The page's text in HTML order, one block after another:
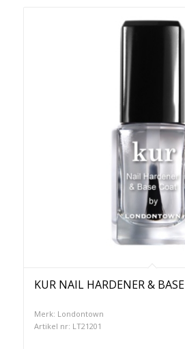
KUR NAIL HARDENER &
Merk: Londontown
Artikel nr: LT21201